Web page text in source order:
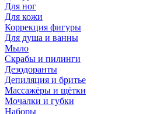
Для ног
Для кожи
Коррекция фигуры
Для душа и ванны
Мыло
Скрабы и пилинги
Дезодоранты
Депиляция и бритье
Массажёры и щётки
Мочалки и губки
Наборы